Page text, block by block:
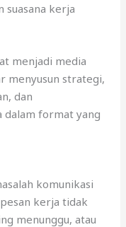
suasana kerja
menjadi media
menyusun strategi,
dan
dalam format yang
komunikasi
kerja tidak
menunggu, atau